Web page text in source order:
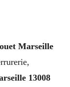
Marseille
13008